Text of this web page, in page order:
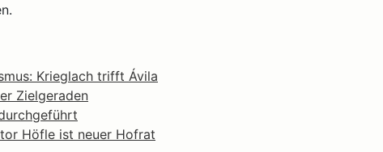
Krieglach trifft Ávila
Zielgeraden
Höfle ist neuer Hofrat